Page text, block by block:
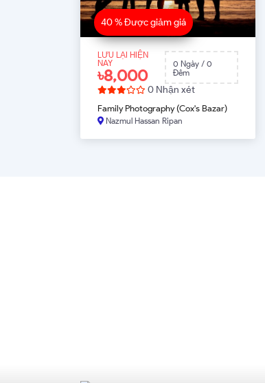
40 % Được giảm giá
LƯU LẠI HIỆN
NAY
৳8,000
0 Ngày / 0
Đêm
0 Nhận xét
Family Photography (Cox's Bazar)
Nazmul Hassan Ripan